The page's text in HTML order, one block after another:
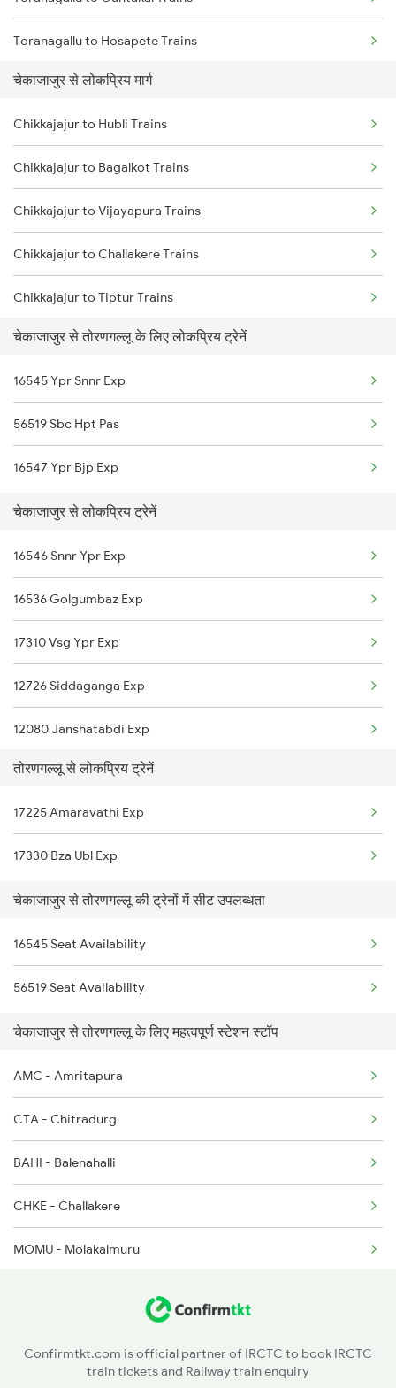
Chikkajajur to Bellary Trains
Toranagallu to Hosapete Trains
Toranagallu to Bellary Trains
Toranagallu to Gooty Trains
Toranagallu to Dharwad Trains
Toranagallu to Goa Trains
Toranagallu to Daroji Trains
Toranagallu to Dhone Trains
Toranagallu to Guntur Trains
Toranagallu to Vijayawada Trains
Toranagallu to Maddikera Trains
चेकाजाजुर से लोकप्रिय मार्ग
Chikkajajur to Hubli Trains
Chikkajajur to Bagalkot Trains
Chikkajajur to Vijayapura Trains
Chikkajajur to Challakere Trains
Chikkajajur to Tiptur Trains
Chikkajajur to Kadur Trains
Chikkajajur to Ajmer Trains
Chikkajajur to Rayadurg Trains
Chikkajajur to Dharwad Trains
Chikkajajur to Arsikere Trains
चेकाजाजुर से तोरणगल्लू के लिए लोकप्रिय ट्रेनें
16545 Ypr Snnr Exp
56519 Sbc Hpt Pas
16547 Ypr Bjp Exp
चेकाजाजुर से लोकप्रिय ट्रेनें
16546 Snnr Ypr Exp
16536 Golgumbaz Exp
17310 Vsg Ypr Exp
12726 Siddaganga Exp
12080 Janshatabdi Exp
56520 Cta-jru Pass
17392 Ubl Sbc Exp
तोरणगल्लू से लोकप्रिय ट्रेनें
17225 Amaravathi Exp
17330 Bza Ubl Exp
चेकाजाजुर से तोरणगल्लू की ट्रेनों में सीट उपलब्धता
16545 Seat Availability
56519 Seat Availability
चेकाजाजुर से तोरणगल्लू के लिए महत्वपूर्ण स्टेशन स्टॉप
AMC - Amritapura
CTA - Chitradurg
BAHI - Balenahalli
CHKE - Challakere
MOMU - Molakalmuru
OBM - Obalapuram
Confirmtkt.com is official partner of IRCTC to book IRCTC
train tickets and Railway train enquiry